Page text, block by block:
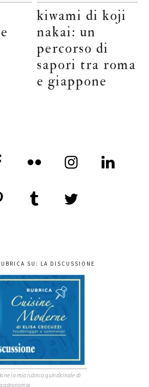
kiwami di koji
nakai: un
percorso di
sapori tra roma
e giappone
SU: LA DISCUSSIONE
la mia rubrica quindicinale di